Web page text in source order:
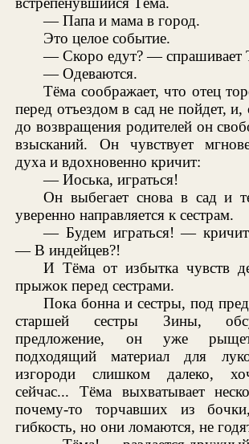
— Папа и мама в город.
Это целое событие.
— Скоро едут? — спрашивает
— Одеваются.
Тёма соображает, что отец
перед отъездом в сад не пойдет, и,
до возвращения родителей он
взысканий. Он чувствует
духа и вдохновенно кричит:
— Иоська, играться!
Он выбегает снова в сад и
уверенно направляется к сестрам.
— Будем играться! — кричит
— В индейцев?!
И Тёма от избытка чувств
прыжок перед сестрами.
Пока бонна и сестры, под
старшей сестры Зины,
предложение, он уже
подходящий материал для
изгороди слишком далеко,
сейчас... Тёма выхватывает
почему-то торчавших из
гибкость, но они ломаются, не